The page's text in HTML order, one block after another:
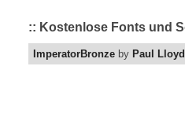
:: Kostenlose Fonts und
ImperatorBronze by Paul